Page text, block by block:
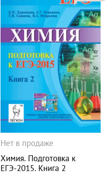
Нет в продаже
Химия. Подготовка к
ЕГЭ-2015. Книга 2